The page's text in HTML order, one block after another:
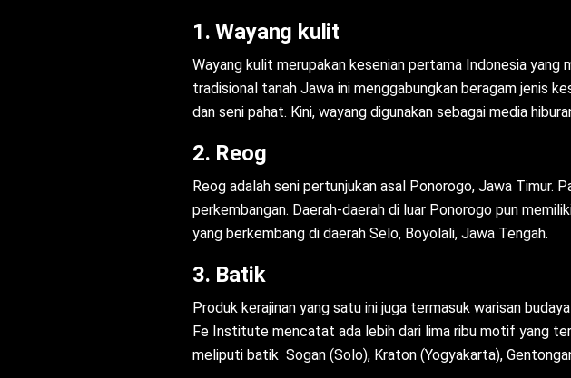
1. Wayang kulit
Wayang kulit merupakan kesenian pertama Indonesia yang
tradisional tanah Jawa ini menggabungkan beragam jenis
dan seni pahat. Kini, wayang digunakan sebagai media
2. Reog
Reog adalah seni pertunjukan asal Ponorogo, Jawa Timur.
perkembangan. Daerah-daerah di luar Ponorogo pun
yang berkembang di daerah Selo, Boyolali, Jawa Tengah.
3. Batik
Produk kerajinan yang satu ini juga termasuk warisan
Fe Institute mencatat ada lebih dari lima ribu motif yang
meliputi batik Sogan (Solo), Kraton (Yogyakarta),